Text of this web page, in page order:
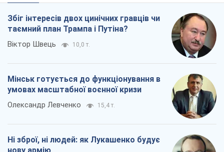
Збіг інтересів двох цинічних гравців чи
таємний план Трампа і Путіна?
Віктор Швець 10,0 т.
Мінськ готується до функціонування в
умовах масштабної воєнної кризи
Олександр Левченко 15,4 т.
Ні зброї, ні людей: як Лукашенко будує